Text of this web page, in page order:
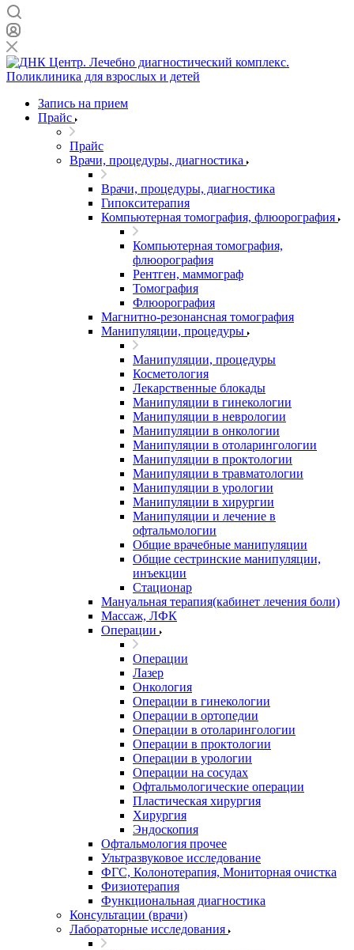
Запись на прием
Прайс
Прайс
Врачи, процедуры, диагностика
Врачи, процедуры, диагностика
Гипокситерапия
Компьютерная томография, флюорография
Компьютерная томография,
флюорография
Рентген, маммограф
Томография
Флюорография
Магнитно-резонансная томография
Манипуляции, процедуры
Манипуляции, процедуры
Косметология
Лекарственные блокады
Манипуляции в гинекологии
Манипуляции в неврологии
Манипуляции в онкологии
Манипуляции в отоларингологии
Манипуляции в проктологии
Манипуляции в травматологии
Манипуляции в урологии
Манипуляции в хирургии
Манипуляции и лечение в
офтальмологии
Общие врачебные манипуляции
Общие сестринские манипуляции,
инъекции
Стационар
Мануальная терапия(кабинет лечения боли)
Массаж, ЛФК
Операции
Операции
Лазер
Онкология
Операции в гинекологии
Операции в ортопедии
Операции в отоларингологии
Операции в проктологии
Операции в урологии
Операции на сосудах
Офтальмологические операции
Пластическая хирургия
Хирургия
Эндоскопия
Офтальмология прочее
Ультразвуковое исследование
ФГС, Колонотерапия, Мониторная очистка
Физиотерапия
Функциональная диагностика
Консультации (врачи)
Лабораторные исследования